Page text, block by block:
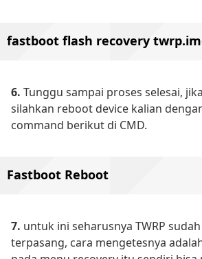
fastboot flash recovery
6. Tunggu sampai proses selesai,
silahkan reboot device kalian
command berikut di CMD.
Fastboot Reboot
7. untuk ini seharusnya TWRP
terpasang, cara mengetesnya